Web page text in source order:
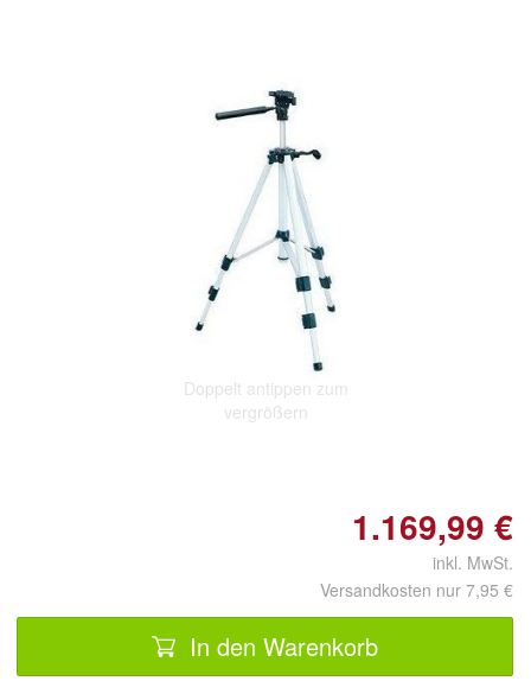
Doppelt antippen zum
vergrößern
1.169,99 €
inkl. MwSt.
Versandkosten nur 7,95 €
In den Warenkorb